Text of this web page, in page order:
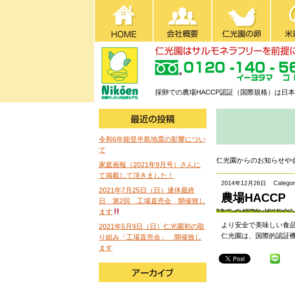
採卵での農場HACCP認証（国際規格）は日
令和6年能登半島地震の影響につい
て
家庭画報（2021年9月号）さんに
て掲載して頂きました！
2021年7月25日（日）連休最終
日 第2回 工場直売会 開催致し
ます
2021年5月9日（日）仁光園初の取
り組み「工場直売会」 開催致し
ます
仁光園からのお知らせや
2014年12月26日
農場HACCP
より安全で美味しい食
仁光園は、国際的認証